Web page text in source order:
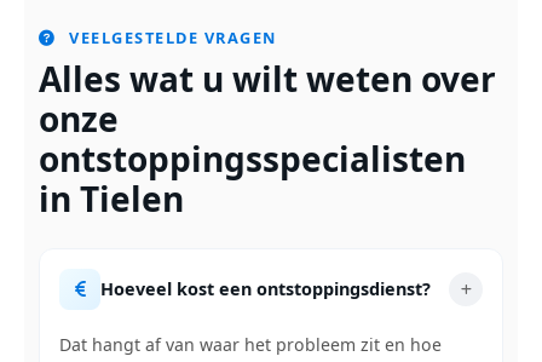
VEELGESTELDE VRAGEN
Alles wat u wilt weten over
onze
ontstoppingsspecialisten
in Tielen
Hoeveel kost een ontstoppingsdienst?
Dat hangt af van waar het probleem zit en hoe